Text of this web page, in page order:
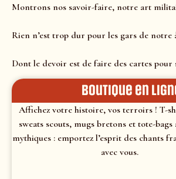
Montrons nos savoir-faire, notre art
Rien n’est trop dur pour les gars de notre
Dont le devoir est de faire des cartes pour
Boutique en
Affichez votre histoire, vos terroirs ! T-
sweats scouts, mugs bretons et tote-
mythiques : emportez l’esprit des chants
avec vous.